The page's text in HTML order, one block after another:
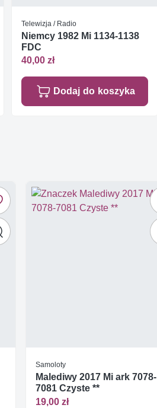
Telewizja / Radio
Niemcy 1982 Mi 1134-1138
FDC
40,00 zł
Dodaj do koszyka
Samoloty
Malediwy 2017 Mi ark 7078-
7081 Czyste **
19,00 zł